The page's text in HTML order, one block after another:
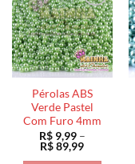
Pérolas ABS
Verde Pastel
Com Furo 4mm
R$9,99 –
R$89,99Faixa